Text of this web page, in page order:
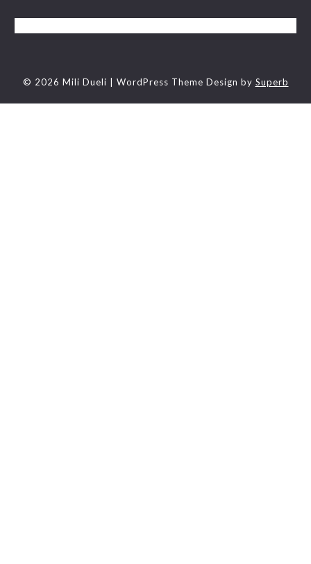
© 2026 Mili Dueli | WordPress Theme Design by Superb